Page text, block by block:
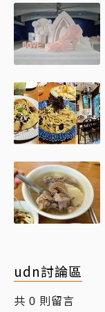
udn討論區
共 0 則留言